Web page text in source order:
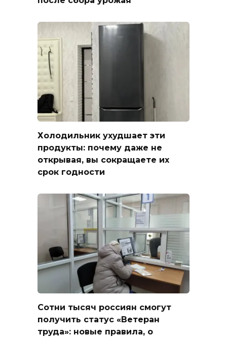
Холодильник ухудшает эти
продукты: почему даже не
открывая, вы сокращаете их
срок годности
Сотни тысяч россиян смогут
получить статус «Ветеран
труда»: новые правила, о